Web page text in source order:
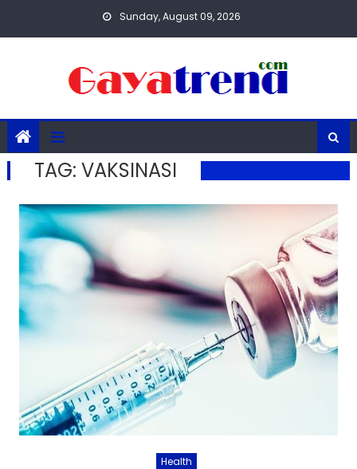
Sunday, August 09, 2026
TAG: VAKSINASI
Health